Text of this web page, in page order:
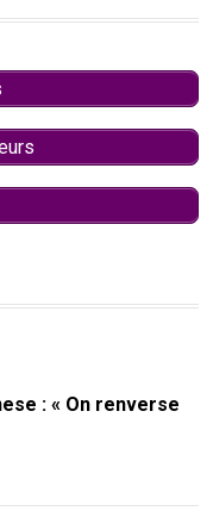
: « On renverse